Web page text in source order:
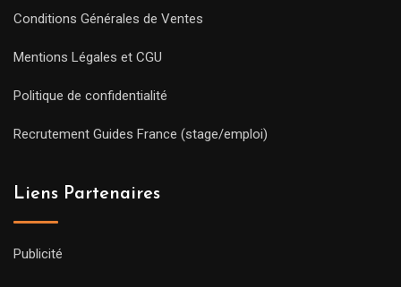
Conditions Générales de Ventes
Mentions Légales et CGU
Politique de confidentialité
Recrutement Guides France (stage/emploi)
Liens Partenaires
Publicité